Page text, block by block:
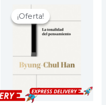
¡Oferta!
¡Oferta!